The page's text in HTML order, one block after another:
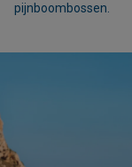
pijnboombossen.